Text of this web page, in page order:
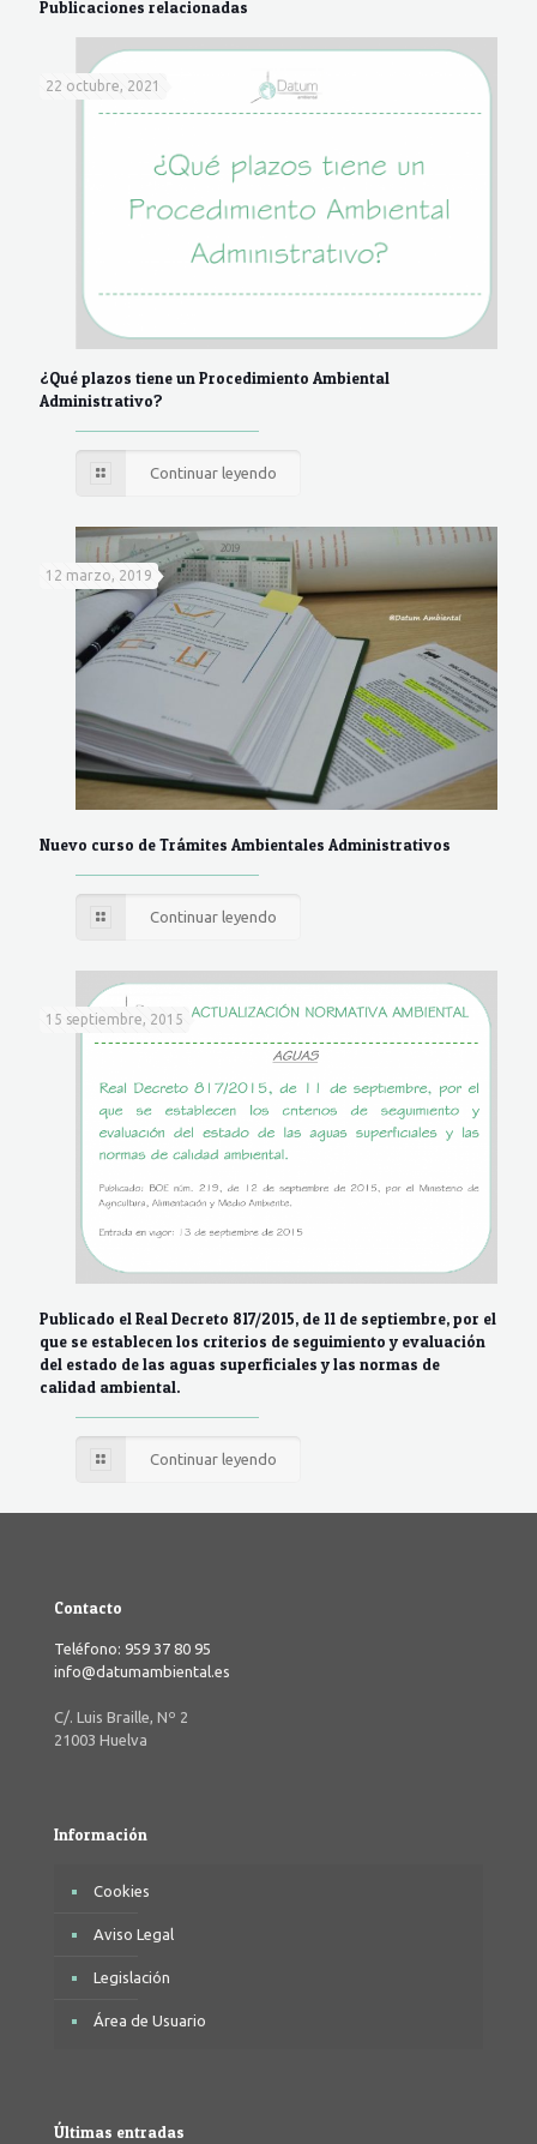
Publicaciones relacionadas
22 octubre, 2021
¿Qué plazos tiene un Procedimiento Ambiental
Administrativo?
Continuar leyendo
12 marzo, 2019
Nuevo curso de Trámites Ambientales Administrativos
Continuar leyendo
15 septiembre, 2015
Publicado el Real Decreto 817/2015, de 11 de septiembre, por el
que se establecen los criterios de seguimiento y evaluación
del estado de las aguas superficiales y las normas de
calidad ambiental.
Continuar leyendo
Contacto
Teléfono: 959 37 80 95
info@datumambiental.es
C/. Luis Braille, Nº 2
21003 Huelva
Información
Cookies
Aviso Legal
Legislación
Área de Usuario
Últimas entradas